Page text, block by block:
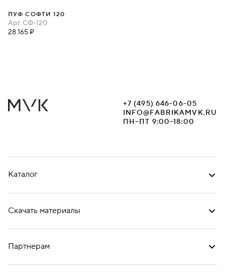
ПУФ СОФТИ 120
Арт. СФ-120
28 165 ₽
+7 (495) 646-06-05
INFO@FABRIKAMVK.RU
ПН–ПТ 9:00–18:00
Каталог
Скачать материалы
Партнерам